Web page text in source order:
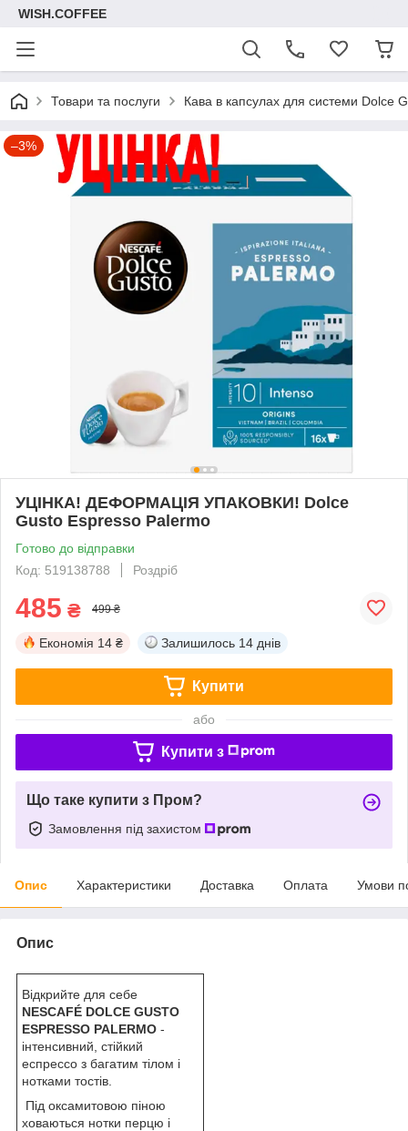
WISH.COFFEE
Товари та послуги Кава в капсулах для системи Dolce
–3%
УЦІНКА! ДЕФОРМАЦІЯ УПАКОВКИ! Dolce
Gusto Espresso Palermo
Готово до відправки
Код: 519138788
Роздріб
485 ₴ 499 ₴
Економія 14 ₴ Залишилось 14 днів
Купити
або
Купити з
Що таке купити з Пром?
Замовлення під захистом
Опис Характеристики Доставка Оплата Умови
Опис
Відкрийте для себе
NESCAFÉ DOLCE GUSTO
ESPRESSO PALERMO -
інтенсивний, стійкий
еспрессо з багатим тілом і
нотками тостів.
Під оксамитовою піною
ховаються нотки перцю і